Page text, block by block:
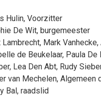
Hulin, Voorzitter
De Wit, burgemeester
Lambrecht, Mark Vanhecke,
de Beukelaar, Paula De
, Lea Den Abt, Rudy
van Mechelen, Algemeen
Bal, raadslid